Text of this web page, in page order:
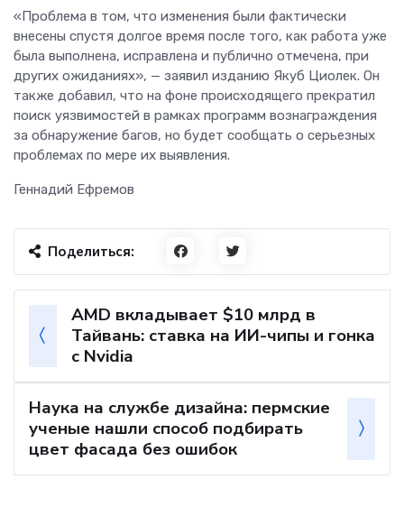
«Проблема в том, что изменения были фактически
внесены спустя долгое время после того, как работа уже
была выполнена, исправлена и публично отмечена, при
других ожиданиях», — заявил изданию Якуб Циолек. Он
также добавил, что на фоне происходящего прекратил
поиск уязвимостей в рамках программ вознаграждения
за обнаружение багов, но будет сообщать о серьезных
проблемах по мере их выявления.
Геннадий Ефремов
Поделиться:
AMD вкладывает $10 млрд в
Тайвань: ставка на ИИ-чипы и гонка
с Nvidia
Наука на службе дизайна: пермские
ученые нашли способ подбирать
цвет фасада без ошибок